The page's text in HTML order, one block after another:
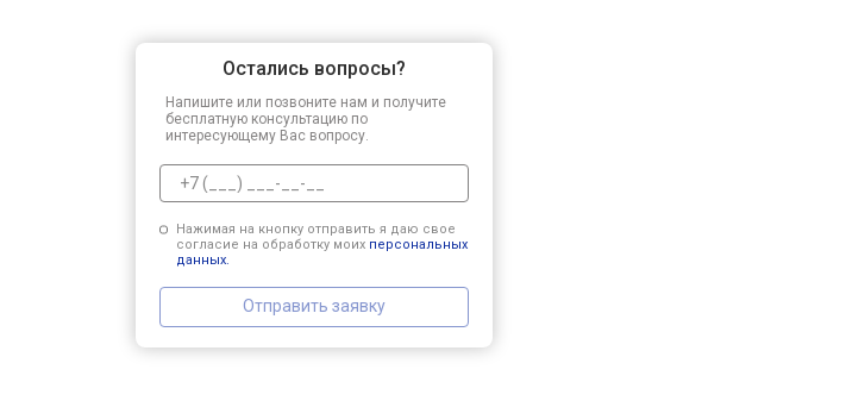
Остались вопросы?
Напишите или позвоните нам и получите
бесплатную консультацию по
интересующему Вас вопросу.
Нажимая на кнопку отправить я даю свое
согласие на обработку моих персональных
данных.
Отправить заявку